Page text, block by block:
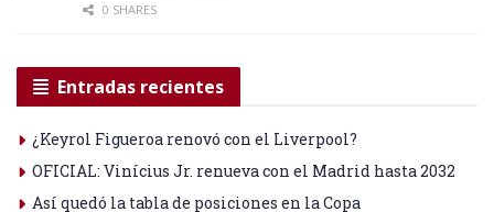
0 SHARES
Entradas recientes
¿Keyrol Figueroa renovó con el Liverpool?
OFICIAL: Vinícius Jr. renueva con el Madrid hasta 2032
Así quedó la tabla de posiciones en la Copa